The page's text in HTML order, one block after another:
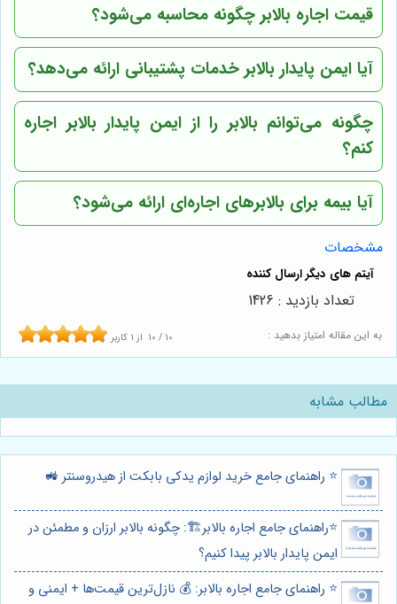
قیمت اجاره بالابر چگونه محاسبه می‌شود؟
آیا ایمن پایدار بالابر خدمات پشتیبانی ارائه می‌دهد؟
چگونه می‌توانم بالابر را ازایمن پایدار بالابر اجاره
کنم؟
آیا بیمه برای بالابرهای اجاره‌ای ارائه می‌شود؟
مشخصات
به این مقاله امتیاز بدهید : 10 / 10 از 1 کاربر
تعداد بازدید : 1426
مطالب مشابه
⭐️ راهنمای جامع خرید لوازم یدکی بابکت از هیدروسنتر 🚜
⭐️راهنمای جامع اجاره بالابر🏗️: چگونه بالابر ارزان و مطمئن در
ایمن پایدار بالابر پیدا کنیم؟
⭐️ راهنمای جامع اجاره بالابر: 💰 نازل‌ترین قیمت‌ها + ایمنی و